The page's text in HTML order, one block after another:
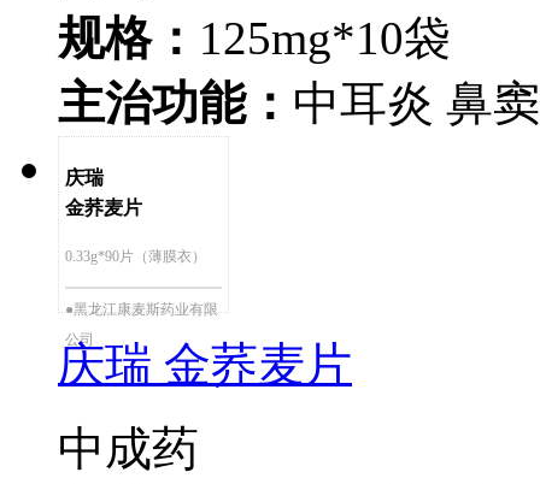
规格： 125mg*10袋
主治功能： 中耳炎 鼻
庆瑞
金荞麦片
0.33g*90片（薄膜衣）
●黑龙江康麦斯药业有限
公司
庆瑞 金荞麦片
中成药